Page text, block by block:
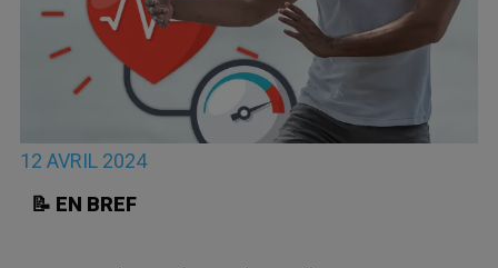
12 AVRIL 2024
📝 EN BREF